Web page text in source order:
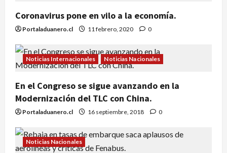
Coronavirus pone en vilo a la economía.
Portaladuanero.cl 11 febrero, 2020 0
Noticias Internacionales Noticias Nacionales
En el Congreso se sigue avanzando en la
Modernización del TLC con China.
Portaladuanero.cl 16 septiembre, 2018 0
Noticias Nacionales